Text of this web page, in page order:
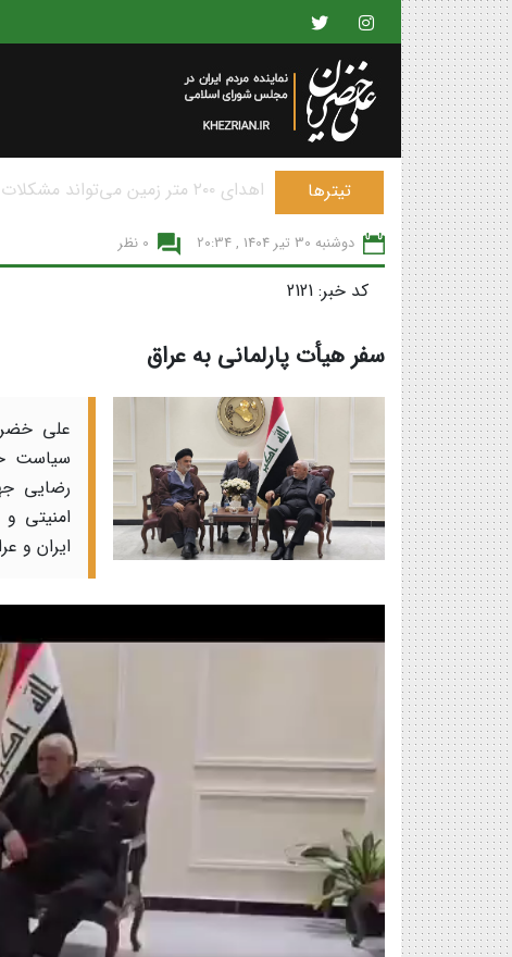
تیترها پیشنهاد ساخت شهرهای حکمرانی
دوشنبه 30 تير 1404 , 20:34 0 نظر
کد خبر: 2121
سفر هیأت پارلمانی به عراق
علی
سیاست
رضایی
امنیتی
ایران و